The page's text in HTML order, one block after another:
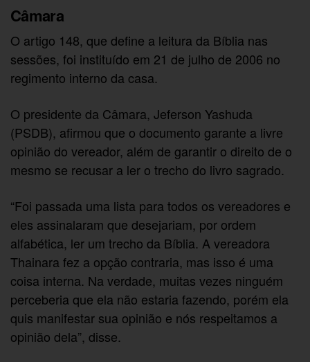
Câmara
O artigo 148, que define a leitura da Bíblia nas
sessões, foi instituído em 21 de julho de 2006 no
regimento interno da casa.
O presidente da Câmara, Jeferson Yashuda
(PSDB), afirmou que o documento garante a livre
opinião do vereador, além de garantir o direito de o
mesmo se recusar a ler o trecho do livro sagrado.
“Foi passada uma lista para todos os vereadores e
eles assinalaram que desejariam, por ordem
alfabética, ler um trecho da Bíblia. A vereadora
Thainara fez a opção contraria, mas isso é uma
coisa interna. Na verdade, muitas vezes ninguém
perceberia que ela não estaria fazendo, porém ela
quis manifestar sua opinião e nós respeitamos a
opinião dela”, disse.